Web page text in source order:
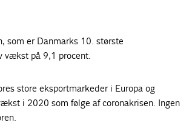
som er Danmarks 10. største
vækst på 9,1 procent.
store eksportmarkeder i Europa og
i 2020 som følge af coronakrisen. Ingen